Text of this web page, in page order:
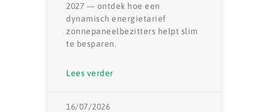
2027 — ontdek hoe een
dynamisch energietarief
zonnepaneelbezitters helpt slim
te besparen.
Lees verder
16/07/2026